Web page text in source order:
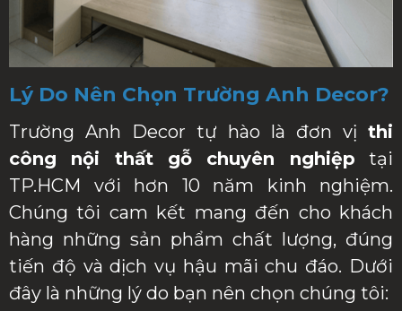
Lý Do Nên Chọn Trường Anh Decor?
Trường Anh Decor tự hào là đơn vị thi
công nội thất gỗ chuyên nghiệp tại
TP.HCM với hơn 10 năm kinh nghiệm.
Chúng tôi cam kết mang đến cho khách
hàng những sản phẩm chất lượng, đúng
tiến độ và dịch vụ hậu mãi chu đáo. Dưới
đây là những lý do bạn nên chọn chúng tôi: